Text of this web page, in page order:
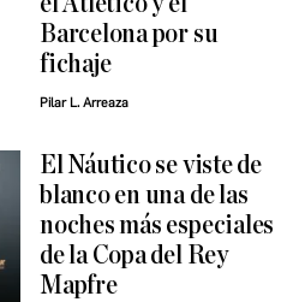
Barcelona por su
fichaje
Pilar L. Arreaza
El Náutico se viste de
blanco en una de las
noches más especiales
de la Copa del Rey
Mapfre